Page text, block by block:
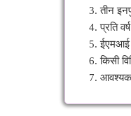
तीन
प्रति
ईएमआई
किसी